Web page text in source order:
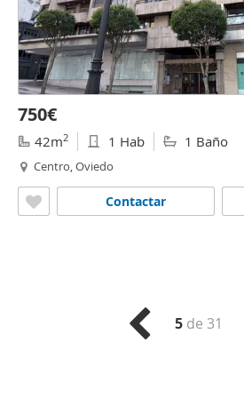
750€
42m2 1 Hab 1 Baño
Centro, Oviedo
Contactar
5 de 31